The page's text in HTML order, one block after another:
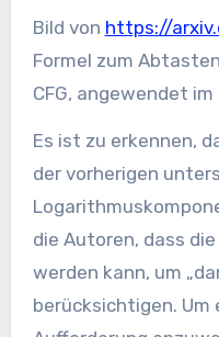
Bild von https://
Formel zum
CFG, angewendet
Es ist zu erkennen,
der vorherigen
die Autoren, dass
werden kann, um
berücksichtigen. Um